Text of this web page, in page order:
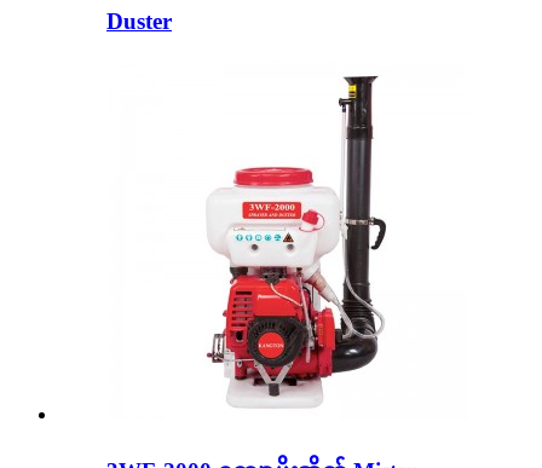
Duster